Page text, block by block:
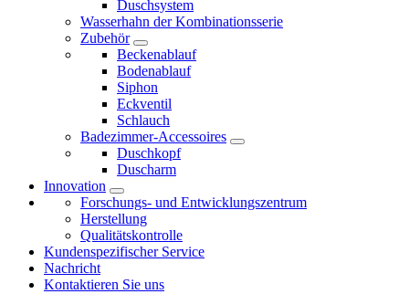
Duschsystem
Wasserhahn der Kombinationsserie
Zubehör
Beckenablauf
Bodenablauf
Siphon
Eckventil
Schlauch
Badezimmer-Accessoires
Duschkopf
Duscharm
Innovation
Forschungs- und Entwicklungszentrum
Herstellung
Qualitätskontrolle
Kundenspezifischer Service
Nachricht
Kontaktieren Sie uns